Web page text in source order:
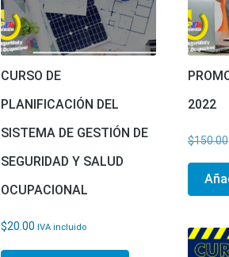
CURSO DE
PLANIFICACIÓN DEL
SISTEMA DE GESTIÓN DE
SEGURIDAD Y SALUD
OCUPACIONAL
$20.00 IVA incluido
2022
$150.00